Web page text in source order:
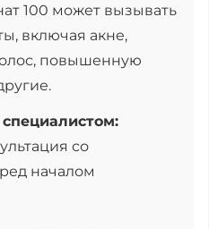
100 может вызывать
включая акне,
повышенную
со
началом